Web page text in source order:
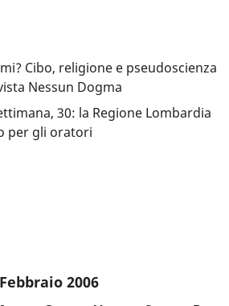
Cibo, religione e pseudoscienza
Nessun Dogma
30: la Regione Lombardia
per gli oratori
Febbraio 2006